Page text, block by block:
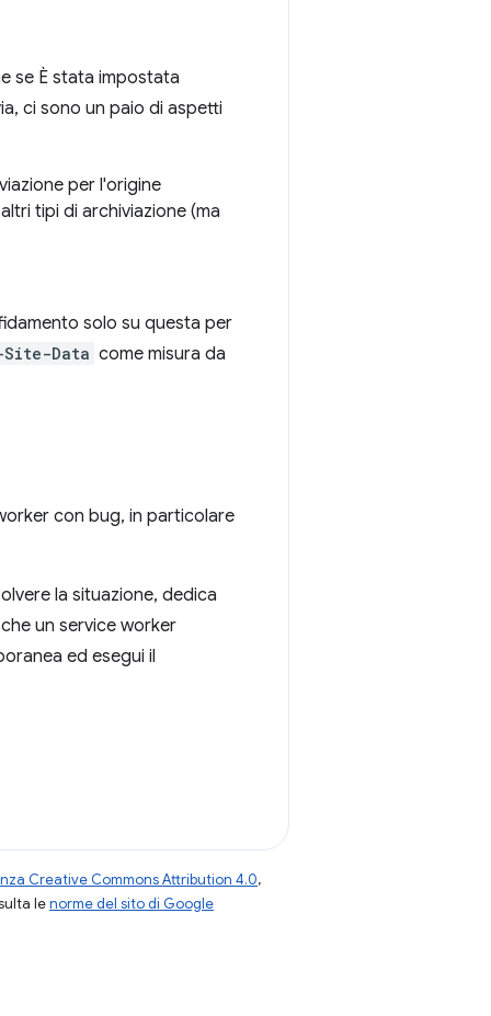
se È stata impostata
ci sono un paio di aspetti
per l'origine
tipi di archiviazione (ma
solo su questa per
Data come misura da
con bug, in particolare
la situazione, dedica
un service worker
ed esegui il
Creative Commons Attribution 4.0,
lenorme del sito di Google